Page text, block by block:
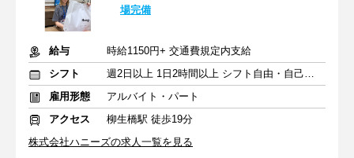
場完備
給与
時給1150円+ 交通費規定内支給
シフト
週2日以上 1日2時間以上 シフト自由・自己申告
雇用形態
アルバイト・パート
アクセス
柳生橋駅 徒歩19分
株式会社ハニーズの求人一覧を見る